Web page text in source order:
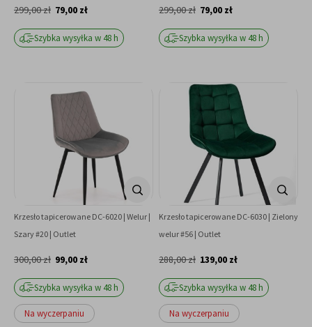
79,00 zł
299,00 zł
Szybka wysyłka w 48 h
79,00 zł
299,00 zł
Szybka wysyłka w 48 h
Krzesło tapicerowane DC-6020 | Welur |
Szary #20 | Outlet
99,00 zł
300,00 zł
Szybka wysyłka w 48 h
Na wyczerpaniu
Krzesło tapicerowane DC-6030 | Zielony
welur #56 | Outlet
139,00 zł
288,00 zł
Szybka wysyłka w 48 h
Na wyczerpaniu